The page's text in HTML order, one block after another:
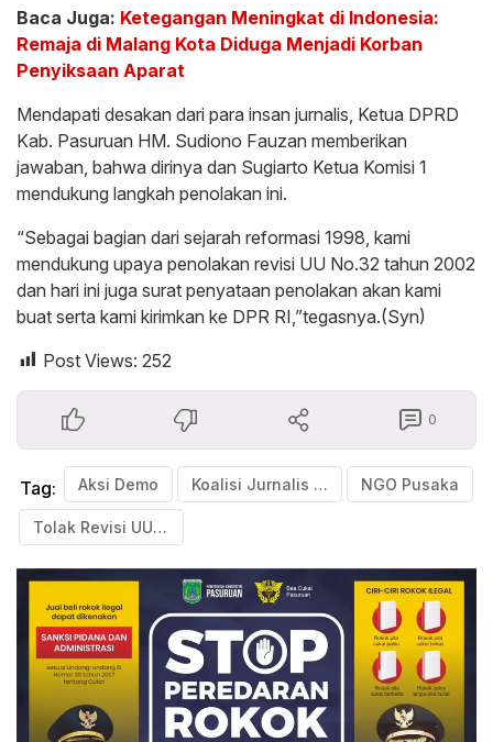
Baca Juga: Ketegangan Meningkat di Indonesia:
Remaja di Malang Kota Diduga Menjadi Korban
Penyiksaan Aparat
Mendapati desakan dari para insan jurnalis, Ketua DPRD
Kab. Pasuruan HM. Sudiono Fauzan memberikan
jawaban, bahwa dirinya dan Sugiarto Ketua Komisi 1
mendukung langkah penolakan ini.
“Sebagai bagian dari sejarah reformasi 1998, kami
mendukung upaya penolakan revisi UU No.32 tahun 2002
dan hari ini juga surat penyataan penolakan akan kami
buat serta kami kirimkan ke DPR RI,”tegasnya.(Syn)
Post Views: 252
0
Tag: Aksi Demo Koalisi Jurnalis Pasuruan Raya NGO Pusaka
Tolak Revisi UU No.32 Tahun 2002